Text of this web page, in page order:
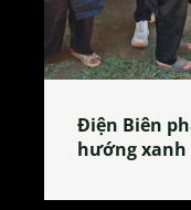
Làng làm
tỏa đặc sản